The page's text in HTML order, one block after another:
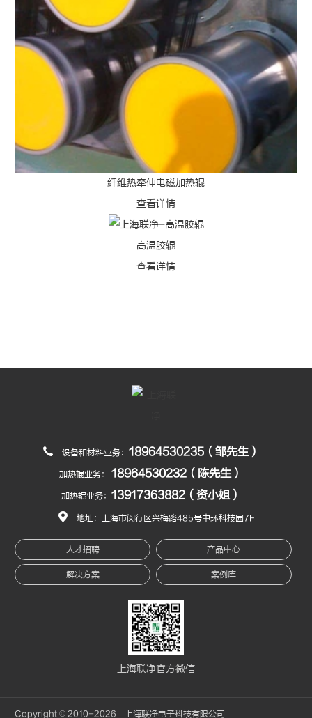
纤维热牵伸电磁加热辊
查看详情
高温胶辊
查看详情
设备和材料业务： 18964530235（邹先生）
加热辊业务： 18964530232（陈先生）
加热辊业务： 13917363882（资小姐）
地址：上海市闵行区兴梅路485号中环科技园7F
人才招聘 产品中心
解决方案 案例库
上海联净官方微信
Copyright © 2010-2026 上海联净电子科技有限公司